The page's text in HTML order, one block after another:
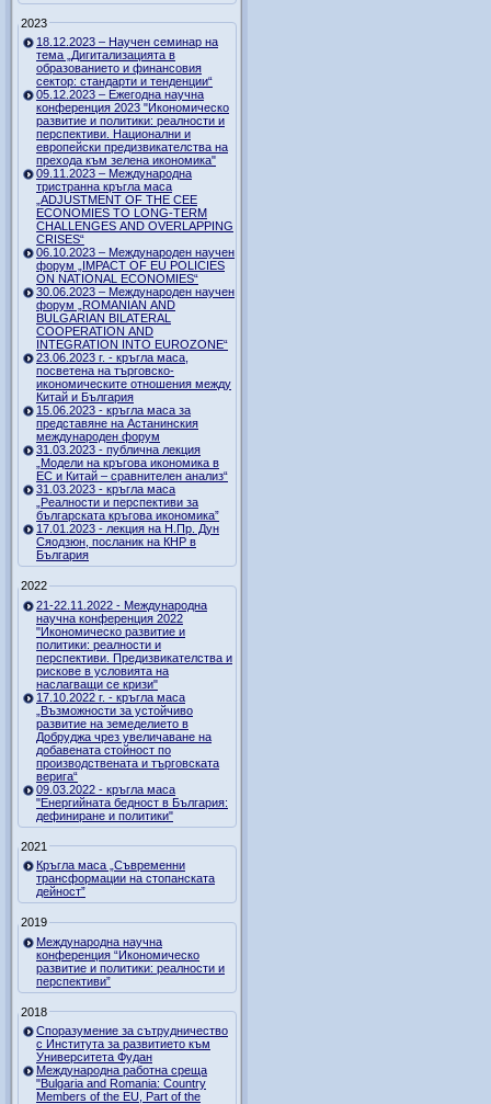
2023
18.12.2023 – Научен семинар на
тема „Дигитализацията в
образованието и финансовия
сектор: стандарти и тенденции“
05.12.2023 – Ежегодна научна
конференция 2023 "Икономическо
развитие и политики: реалности и
перспективи. Национални и
европейски предизвикателства на
прехода към зелена икономика"
09.11.2023 – Международна
тристранна кръгла маса
„ADJUSTMENT OF THE CEE
ECONOMIES TO LONG-TERM
CHALLENGES AND OVERLAPPING
CRISES“
06.10.2023 – Международен научен
форум „IMPACT OF EU POLICIES
ON NATIONAL ECONOMIES“
30.06.2023 – Международен научен
форум „ROMANIAN AND
BULGARIAN BILATERAL
COOPERATION AND
INTEGRATION INTO EUROZONE“
23.06.2023 г. - кръгла маса,
посветена на търговско-
икономическите отношения между
Китай и България
15.06.2023 - кръгла маса за
представяне на Астанинския
международен форум
31.03.2023 - публична лекция
„Модели на кръгова икономика в
ЕС и Китай – сравнителен анализ“
31.03.2023 - кръгла маса
„Реалности и перспективи за
българската кръгова икономика”
17.01.2023 - лекция на Н.Пр. Дун
Сяодзюн, посланик на КНР в
България
2022
21-22.11.2022 - Международна
научна конференция 2022
"Икономическо развитие и
политики: реалности и
перспективи. Предизвикателства и
рискове в условията на
наслагващи се кризи"
17.10.2022 г. - кръгла маса
„Възможности за устойчиво
развитие на земеделието в
Добруджа чрез увеличаване на
добавената стойност по
производствената и търговската
верига“
09.03.2022 - кръгла маса
"Енергийната бедност в България:
дефиниране и политики"
2021
Кръгла маса „Съвременни
трансформации на стопанската
дейност”
2019
Международна научна
конференция “Икономическо
развитие и политики: реалности и
перспективи”
2018
Споразумение за сътрудничество
с Института за развитието към
Университета Фудан
Международна работна среща
"Bulgaria and Romania: Country
Members of the EU, Part of the